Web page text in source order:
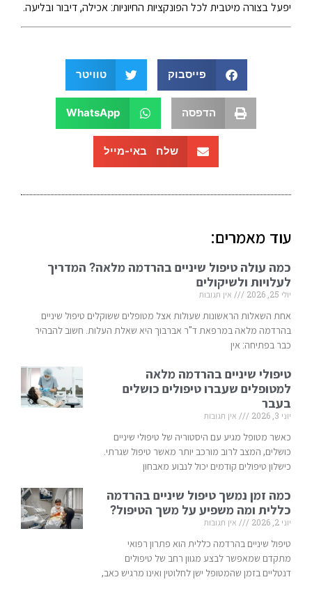
יפעל בצורה מיטבית לכל הפונקציות החיוניות: אכילה, דיבור ובליעה.
פייסבוק טוויטר
הדפסה WhatsApp
שלח באי-מייל
עוד מאמרים:
כמה עולה טיפול שיניים בהרדמה מלאה? המדריך
לעלויות ולשיקולים
יולי 25, 2026
אין תגובות
אחת השאלות הראשונות שעולות אצל מטופלים ששוקלים טיפול שיניים
בהרדמה מלאה במרפאת ד"ר אברבוך היא שאלת העלות. חשוב להבהיר
כבר בפתיחה: אין
טיפולי שיניים בהרדמה מלאה
למטופלים שעברו טיפולים כושלים
בעבר
יוני 3, 2026
אין תגובות
כאשר מטופל מגיע עם היסטוריה של טיפולי שיניים
כושלים, המצב לרוב מורכב יותר מאשר טיפול שגרתי.
כישלון טיפולים קודמים יכול לנבוע מאבחון
כמה זמן נמשך טיפול שיניים בהרדמה
כללית ומה משפיע על משך הטיפול?
יוני 2, 2026
אין תגובות
טיפול שיניים בהרדמה כללית הוא פתרון רפואי
מתקדם שמאפשר לבצע מגוון רחב של טיפולים
דנטליים בזמן שהמטופל ישן לחלוטין ואינו מרגיש כאב,